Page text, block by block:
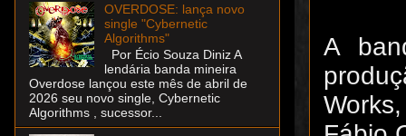
A
OVERDOSE: lança novo
single "Cybernetic
Algorithms"
Por Écio Souza Diniz A
lendária banda mineira
Overdose lançou este mês de abril de
2026 seu novo single, Cybernetic
Algorithms , sucessor...